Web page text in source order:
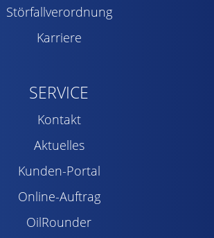
Störfallverordnung
Karriere
SERVICE
Kontakt
Aktuelles
Kunden-Portal
Online-Auftrag
OilRounder